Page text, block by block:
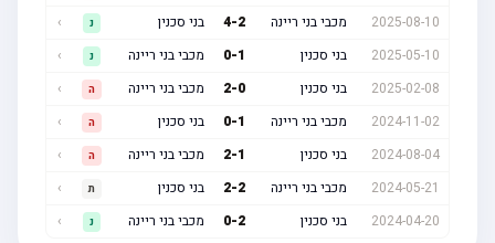
2025-08-10
מכבי בני ריינה 4 בני סכנין
2025-05-10
בני סכנין 0 מכבי בני ריינה
2025-02-08
בני סכנין 2 מכבי בני ריינה
2024-11-02
מכבי בני ריינה 0 בני סכנין
2024-08-04
בני סכנין 2 מכבי בני ריינה
2024-05-21
מכבי בני ריינה 2 בני סכנין
2024-04-20
בני סכנין 0 מכבי בני ריינה